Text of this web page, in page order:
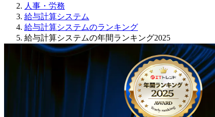
人事・労務
給与計算システム
給与計算システムのランキング
給与計算システムの年間ランキング2025